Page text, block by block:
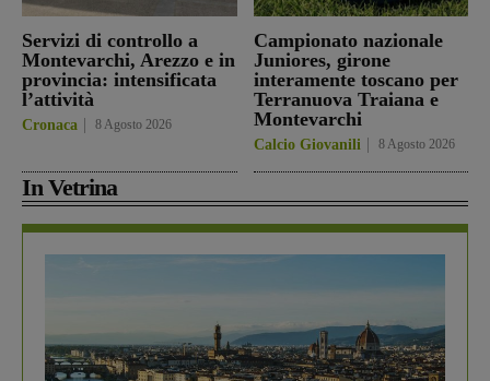
Servizi di controllo a
Montevarchi, Arezzo e in
provincia: intensificata
l’attività
Cronaca 8 Agosto 2026
Campionato nazionale
Juniores, girone
interamente toscano per
Terranuova Traiana e
Montevarchi
Calcio Giovanili 8 Agosto 2026
In Vetrina